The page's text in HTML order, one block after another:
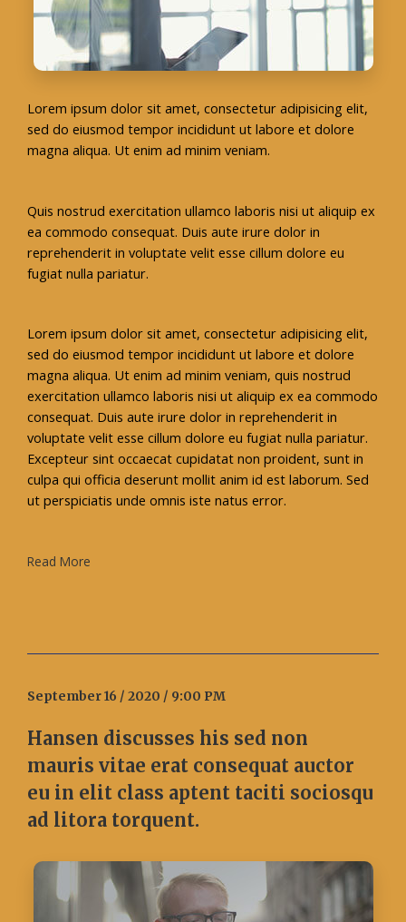
Lorem ipsum dolor sit amet, consectetur adipisicing elit,
sed do eiusmod tempor incididunt ut labore et dolore
magna aliqua. Ut enim ad minim veniam.
Quis nostrud exercitation ullamco laboris nisi ut aliquip ex
ea commodo consequat. Duis aute irure dolor in
reprehenderit in voluptate velit esse cillum dolore eu
fugiat nulla pariatur.
Lorem ipsum dolor sit amet, consectetur adipisicing elit,
sed do eiusmod tempor incididunt ut labore et dolore
magna aliqua. Ut enim ad minim veniam, quis nostrud
exercitation ullamco laboris nisi ut aliquip ex ea commodo
consequat. Duis aute irure dolor in reprehenderit in
voluptate velit esse cillum dolore eu fugiat nulla pariatur.
Excepteur sint occaecat cupidatat non proident, sunt in
culpa qui officia deserunt mollit anim id est laborum. Sed
ut perspiciatis unde omnis iste natus error.
Read More
September 16 / 2020 / 9:00 PM
Hansen discusses his sed non
mauris vitae erat consequat auctor
eu in elit class aptent taciti sociosqu
ad litora torquent.